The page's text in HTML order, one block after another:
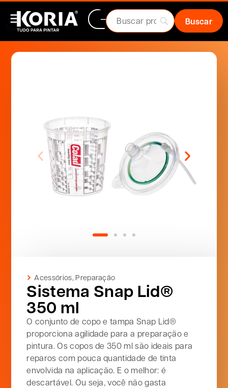
Acessórios,Preparação
Sistema Snap Lid®
350 ml
O conjunto de copo e tampa Snap Lid®
proporciona agilidade para a preparação e
pintura. Os copos de 350 ml são ideais para
reparos com pouca quantidade de tinta
envolvida na aplicação. E o melhor: é
descartável. Ou seja, você não gasta